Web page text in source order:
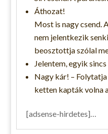
Áthozat!
Most is nagy csend.
nem jelentkezik
beosztottja szólal
Jelentem, egyik
Nagy kár! –
ketten kapták volna
[adsense-hirdetes]…